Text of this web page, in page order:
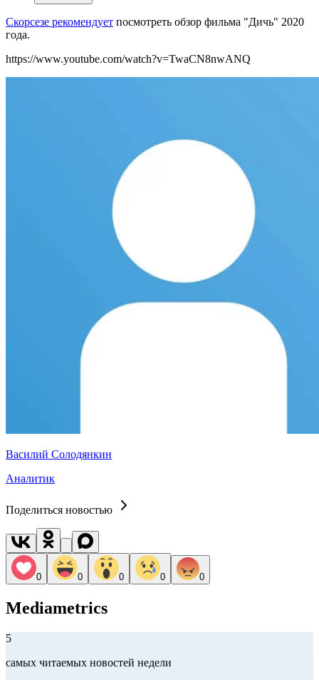
Скорсезе рекомендует посмотреть обзор фильма "Дичь" 2020
года.
https://www.youtube.com/watch?v=TwaCN8nwANQ
Василий Солодянкин
Аналитик
Поделиться новостью
0 0 0 0 0
Mediametrics
5
самых читаемых новостей недели